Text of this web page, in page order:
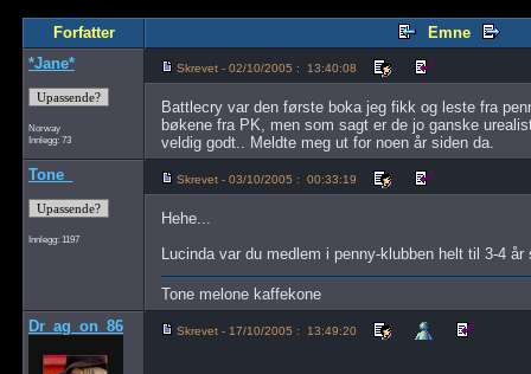
Forfatter
Emne
*Jane*
Norway
Innlegg: 73
Skrevet - 02/10/2005 : 13:40:08
Battlecry var den første boka jeg fikk og leste fra
bøkene fra PK, men som sagt er de jo ganske
veldig godt.. Meldte meg ut for noen år siden da.
Tone_
Innlegg: 1197
Skrevet - 03/10/2005 : 00:33:19
Hehe...
Lucinda var du medlem i penny-klubben helt til 3-4 år
Tone melone kaffekone
Dr_ag_on_86
Skrevet - 17/10/2005 : 13:49:20